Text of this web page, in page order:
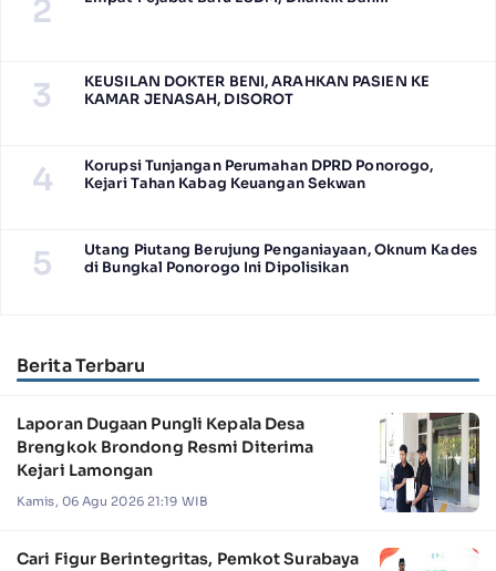
2
3
KEUSILAN DOKTER BENI, ARAHKAN PASIEN KE
KAMAR JENASAH, DISOROT
4
Korupsi Tunjangan Perumahan DPRD Ponorogo,
Kejari Tahan Kabag Keuangan Sekwan
5
Utang Piutang Berujung Penganiayaan, Oknum Kades
di Bungkal Ponorogo Ini Dipolisikan
Berita Terbaru
Laporan Dugaan Pungli Kepala Desa
Brengkok Brondong Resmi Diterima
Kejari Lamongan
Kamis, 06 Agu 2026 21:19 WIB
Cari Figur Berintegritas, Pemkot Surabaya